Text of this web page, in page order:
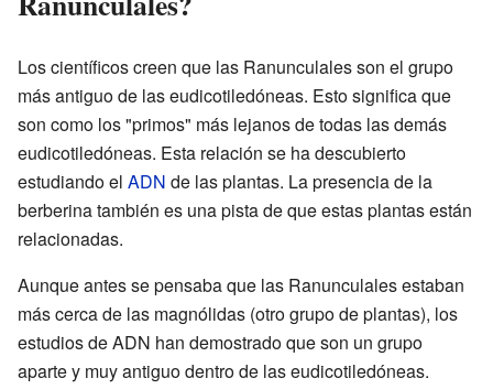
Los científicos creen que las Ranunculales son el grupo
más antiguo de las eudicotiledóneas. Esto significa que
son como los "primos" más lejanos de todas las demás
eudicotiledóneas. Esta relación se ha descubierto
estudiando el ADN de las plantas. La presencia de la
berberina también es una pista de que estas plantas están
relacionadas.
Aunque antes se pensaba que las Ranunculales estaban
más cerca de las magnólidas (otro grupo de plantas), los
estudios de ADN han demostrado que son un grupo
aparte y muy antiguo dentro de las eudicotiledóneas.